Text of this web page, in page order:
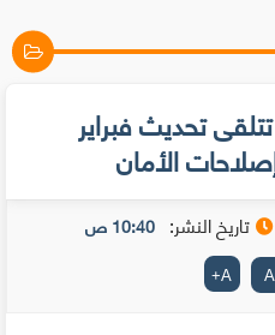
هواتف Google Pixel تتلقى تحديث فبراير
تاريخ النشر: 10:40 ص
A
A
+